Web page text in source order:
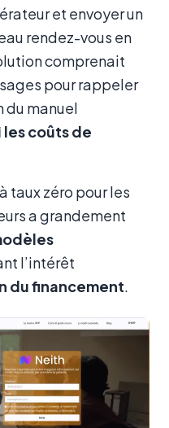
et envoyer un
rendez-vous en
comprenait
pour rappeler
du manuel
coûts de
taux zéro pour les
a grandement
l’intérêt
du financement.